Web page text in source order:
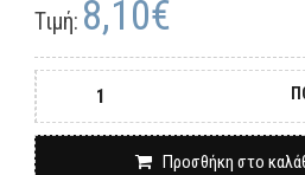
Τιμή: 8,10€
Προσθήκη στο